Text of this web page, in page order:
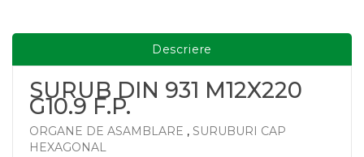
Descriere
SURUB DIN 931 M12X220
G10.9 F.P.
ORGANE DE ASAMBLARE , SURUBURI CAP
HEXAGONAL